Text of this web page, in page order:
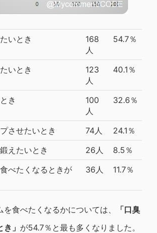
いとき
168
人
54.7％
いとき
123
人
40.1％
き
100
人
32.6％
させたいとき 74人
24.1％
えたいとき
26人
8.5％
べたくなるときが
36人 11.7％
を食べたくなるかについては、
「口臭
」 が54.7％と最も多くなりました。